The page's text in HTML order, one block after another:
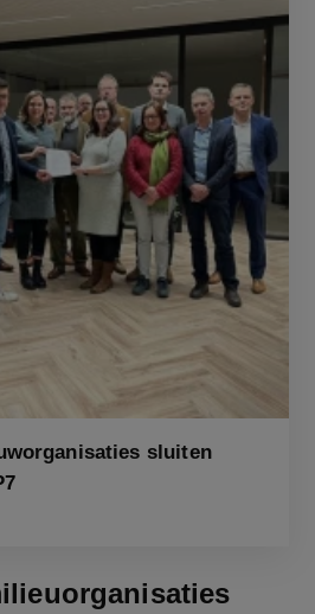
sluiten